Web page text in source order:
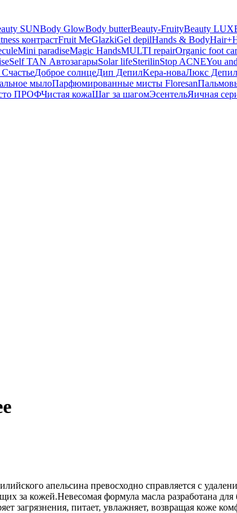
SUNBody GlowBody butterBeauty-FruityBeauty LUX
контрастFruit MeGlazkiGel depilHands & BodyHair+
Mini paradiseMagic HandsMULTI repairOrganic foot
Self TAN АвтозагарыSolar lifeSterilinStop ACNEYou
Доброе солнцеДип ДепилKepa-новаЛюкс Депил
мылоПарфюмированные мисты Floresan
ПРОФЧистая кожаШаг за шагомЭсентельЯичная
апельсина превосходно справляется с
за кожей.Невесомая формула масла разработана
загрязнения, питает, увлажняет, возвращая коже